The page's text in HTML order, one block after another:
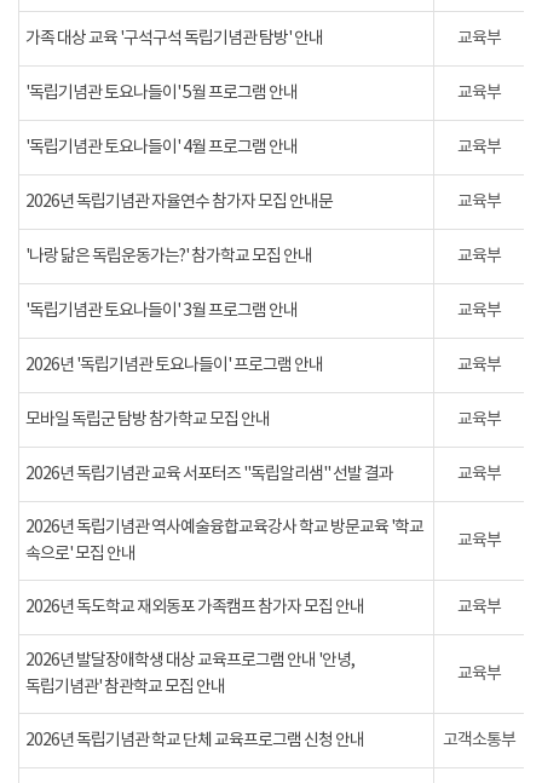
가족 대상 교육 '구석구석 독립기념관 탐방' 안내 교육부
'독립기념관 토요나들이' 5월 프로그램 안내 교육부
'독립기념관 토요나들이' 4월 프로그램 안내 교육부
2026년 독립기념관 자율연수 참가자 모집 안내문 교육부
'나랑 닮은 독립운동가는?' 참가학교 모집 안내 교육부
'독립기념관 토요나들이' 3월 프로그램 안내 교육부
2026년 '독립기념관 토요나들이' 프로그램 안내 교육부
모바일 독립군 탐방 참가학교 모집 안내 교육부
2026년 독립기념관 교육 서포터즈 "독립알리샘" 선발 결과 교육부
2026년 독립기념관 역사예술융합교육강사 학교 방문교육 '학교
속으로' 모집 안내
교육부
2026년 독도학교 재외동포 가족캠프 참가자 모집 안내 교육부
2026년 발달장애학생 대상 교육프로그램 안내 '안녕,
독립기념관' 참관학교 모집 안내
교육부
2026년 독립기념관 학교 단체 교육프로그램 신청 안내 고객소통부